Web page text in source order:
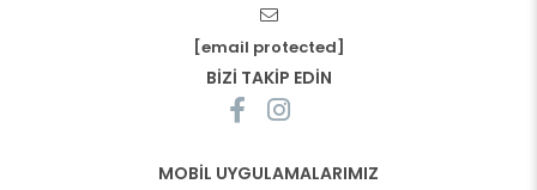
[email protected]
BİZİ TAKİP EDİN
MOBİL UYGULAMALARIMIZ